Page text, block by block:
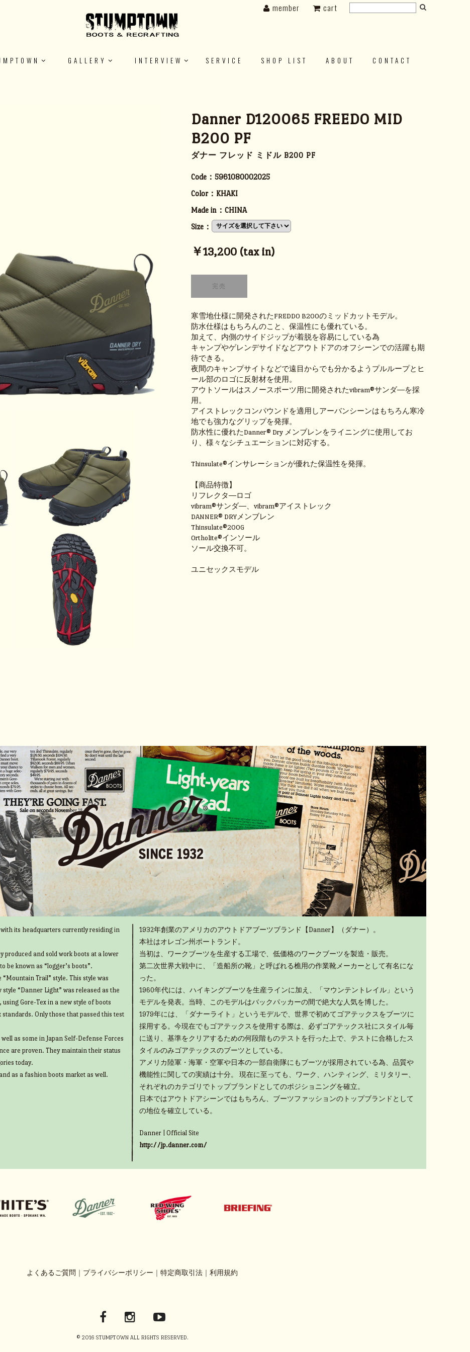
GALLERY INTERVIEW SERVICE SHOP LIST ABOUT CONTACT
member cart
Danner D120065 FREEDO MID
B200 PF
ダナー フレッド ミドル B200 PF
Code： 5961080002025
Color： KHAKI
Made in： CHINA
Size：
￥13,200 (tax in)
寒雪地仕様に開発されたFREDDO B200のミッドカットモデル。
防水仕様はもちろんのこと、保温性にも優れている。
加えて、内側のサイドジップが着脱を容易にしている為
キャンプやゲレンデサイドなどアウトドアのオフシーンでの活躍も期
待できる。
夜間のキャンプサイトなどで遠目からでも分かるようプルループとヒ
ール部のロゴに反射材を使用。
アウトソールはスノースポーツ用に開発されたvibram®サンダ―を採
用。
アイストレックコンパウンドを適用しアーバンシーンはもちろん寒冷
地でも強力なグリップを発揮。
防水性に優れたDanner® Dry メンブレンをライニングに使用してお
り、様々なシチュエーションに対応する。
Thinsulate®インサレーションが優れた保温性を発揮。
【商品特徴】
リフレクタ―ロゴ
vibram®サンダ―、vibram®アイストレック
DANNER® DRYメンブレン
Thinsulate®200G
Ortholite®インソール
ソール交換不可。
ユニセックスモデル
its headquarters currently residing in
and sold work boots at a lower
be known as “logger’s boots”.
Trail” style. This style was
“Danner Light” was released as the
Gore-Tex in a new style of boots
Only those that passed this test
as some in Japan Self-Defense Forces
are proven. They maintain their status
today.
as a fashion boots market as well.
1932年創業のアメリカのアウトドアブーツブランド【Danner】（ダナー）。
本社はオレゴン州ポートランド。
当初は、ワークブーツを生産する工場で、低価格のワークブーツを製造・販売。
第二次世界大戦中に、「造船所の靴」と呼ばれる樵用の作業靴メーカーとして有名にな
った。
1960年代には、ハイキングブーツを生産ラインに加え、「マウンテントレイル」という
モデルを発表。当時、このモデルはバックパッカーの間で絶大な人気を博した。
1979年には、「ダナーライト」というモデルで、世界で初めてゴアテックスをブーツに
採用する。今現在でもゴアテックスを使用する際は、必ずゴアテックス社にスタイル毎
に送り、基準をクリアするための何段階ものテストを行った上で、テストに合格したス
タイルのみゴアテックスのブーツとしている。
アメリカ陸軍・海軍・空軍や日本の一部自衛隊にもブーツが採用されている為、品質や
機能性に関しての実績は十分。 現在に至っても、ワーク、ハンティング、ミリタリー、
それぞれのカテゴリでトップブランドとしてのポジショニングを確立。
日本ではアウトドアシーンではもちろん、ブーツファッションのトップブランドとして
の地位を確立している。
Danner | Official Site
http://jp.danner.com/
よくあるご質問 プライバシーポリシー 特定商取引法 利用規約
© 2016 STUMPTOWN ALL RIGHTS RESERVED.